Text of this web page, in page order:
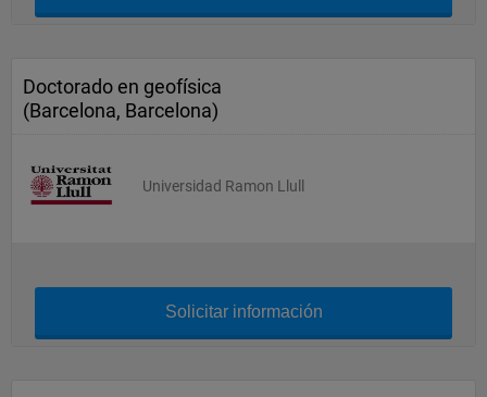
Doctorado en geofísica
(Barcelona, Barcelona)
Universidad Ramon Llull
Solicitar información